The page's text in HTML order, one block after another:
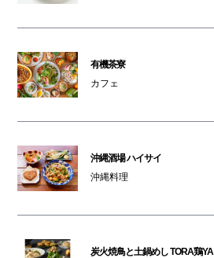
有機茶寮
カフェ
沖縄酒場 ハイサイ
沖縄料理
炭火焼鳥と土鍋めし TORA鶏YA